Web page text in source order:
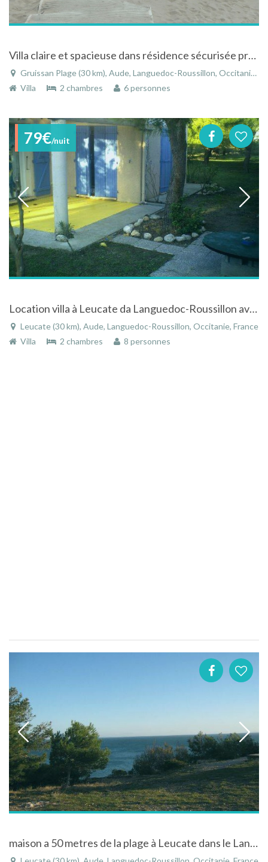
Villa claire et spacieuse dans résidence sécurisée près de la plage .
Gruissan Plage (30 km), Aude, Languedoc-Roussillon, Occitanie, France
Villa
2 chambres 6 personnes
79€/nuit
Location villa à Leucate da Languedoc-Roussillon avec vue sur la mer
Leucate (30 km), Aude, Languedoc-Roussillon, Occitanie, France
Villa
2 chambres 8 personnes
maison a 50 metres de la plage à Leucate dans le Languedoc-Roussillon